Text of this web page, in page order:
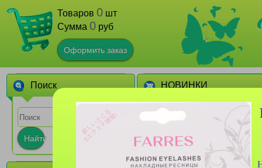
Товаров 0 шт
Сумма 0 руб
Оформить заказ
Поиск
Найти
НОВИНКИ